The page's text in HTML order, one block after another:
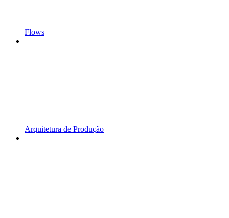
Flows
Arquitetura de Produção